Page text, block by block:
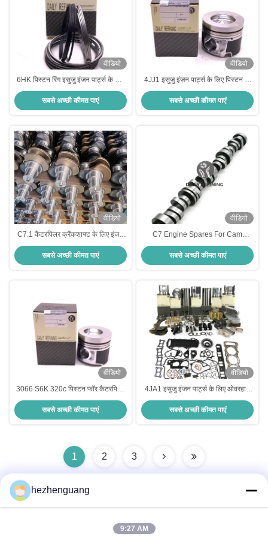
वीडियो
6HK पिस्टन रिंग इसुजु इंजन पार्ट्स के लिए
1 8-94391502-4
सबसे अच्छी कीमत पाएं
वीडियो
4JJ1 इसुजु इंजन पार्ट्स के लिए पिस्टन 8-
97367398-1
सबसे अच्छी कीमत पाएं
वीडियो
C7.1 कैटरपिलर क्रैंकशाफ्ट के लिए इंजन
स्पेयर 376-4074
सबसे अच्छी कीमत पाएं
वीडियो
C7 Engine Spares For Cam
Camshaft 212-4289
सबसे अच्छी कीमत पाएं
वीडियो
3066 S6K 320c पिस्टन फॉर कैटरपिलर
इंजन स्पेयर पार्ट्स 34317-10200 297-
7751
सबसे अच्छी कीमत पाएं
वीडियो
4JA1 इसुजु इंजन पार्ट्स के लिए ओवरहाल
रीबिल्ड किट
सबसे अच्छी कीमत पाएं
1 2 3
hezhenguang
9:27 AM